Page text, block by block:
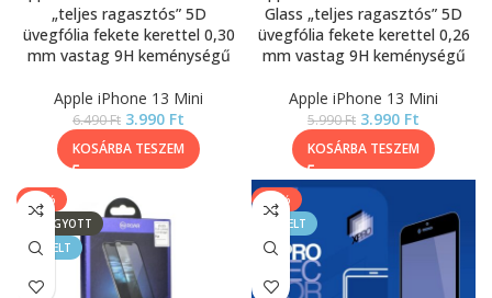
„teljes ragasztós” 5D
üvegfólia fekete kerettel 0,30
mm vastag 9H keménységű
Apple iPhone 13 Mini
6.490Ft 3.990 Ft
KOSÁRBA TESZEM
Glass „teljes ragasztós” 5D
üvegfólia fekete kerettel 0,26
mm vastag 9H keménységű
Apple iPhone 13 Mini
5.990Ft 3.990 Ft
KOSÁRBA TESZEM
-29%
ELFOGYOTT
KIEMELT
-17%
KIEMELT